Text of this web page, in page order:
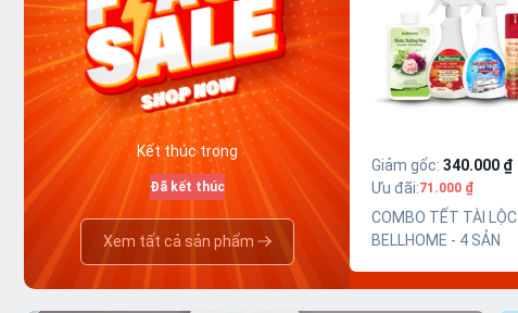
Kết thúc trong
Đã kết thúc
Xem tất cả sản phẩm
Giảm gốc: 340.000 ₫
Ưu đãi:71.000 ₫
COMBO TẾT TÀI LỘC
BELLHOME - 4 SẢN